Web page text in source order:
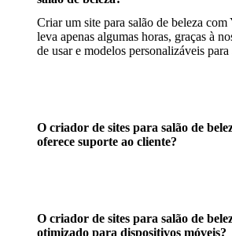
Criar um site para salão de beleza com
leva apenas algumas horas, graças à
de usar e modelos personalizáveis para
O criador de sites para salão de
oferece suporte ao cliente?
O criador de sites para salão de
otimizado para dispositivos móveis?